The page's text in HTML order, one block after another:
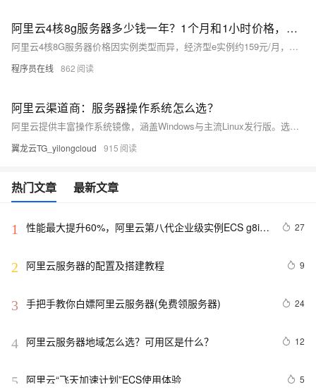
阿里云4核8g服务器多少钱一年？1个月和1小时价格，省钱购买方法分享
阿里云4核8G服务器价格因实例类型而异，经济型e实例约159元/月，计算型c9i约371元/月，按小时计费最低0.45元。实际购买享折扣，1年最高可省至1578元，附主流ECS实例及CPU型号参考。
程序员在线 862
阿里云渠道商：服务器操作系统怎么选？
阿里云提供丰富操作系统镜像，涵盖Windows与主流Linux发行版。选型需综合技术兼容性、运维成本、安全稳定等因素。推荐Alibaba Cloud Linux、Ubuntu等用于Web与容器场景，Windows Server支撑.NET应用。建议优先选用LTS版本并进行测试验证，通过标准化镜像管理提升部署效率与一致性。
翼龙云TG_yilongcloud 915
热门文章 最新文章
1
性能最大提升60%，阿里云第八代企业级实例ECS g8i正
27
2 阿里云服务器的配置及搭建教程 9
3 手把手教你白嫖阿里云服务器(免费领服务器) 24
4 阿里云服务器地域怎么选？可用区是什么？ 12
5 阿里云“飞天加速计划”ECS使用体验 5